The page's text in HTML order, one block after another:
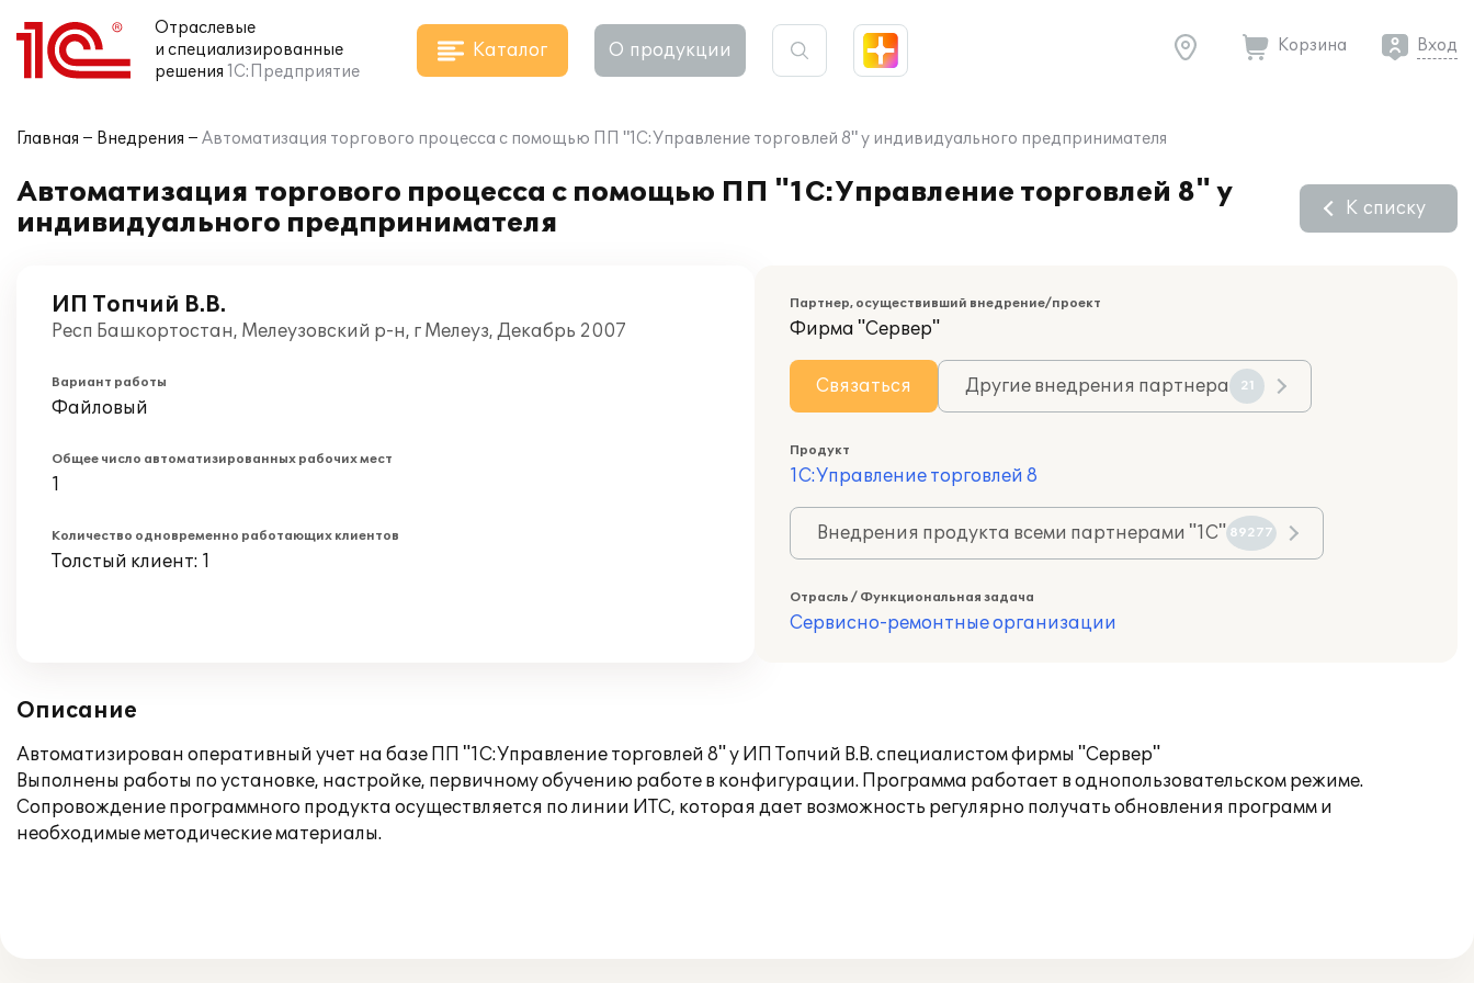
Отраслевые
и специализированные
решения 1С:Предприятие
Каталог О продукции Корзина Вход
Главная Внедрения Автоматизация торгового процесса с помощью ПП "1С:Управление торговлей 8" у индивидуального предпринимателя
Автоматизация торгового процесса с помощью ПП "1С:Управление торговлей 8" у
индивидуального предпринимателя
К списку
ИП Топчий В.В.
Респ Башкортостан, Мелеузовский р-н, г Мелеуз, Декабрь 2007
Вариант работы
Файловый
Общее число автоматизированных рабочих мест
1
Количество одновременно работающих клиентов
Толстый клиент: 1
Партнер, осуществивший внедрение/проект
Фирма "Сервер"
Связаться Другие внедрения партнера 21
Продукт
1С:Управление торговлей 8
Внедрения продукта всеми партнерами "1С" 89277
Отрасль / Функциональная задача
Сервисно-ремонтные организации
Описание
Автоматизирован оперативный учет на базе ПП "1С:Управление торговлей 8" у ИП Топчий В.В. специалистом фирмы "Сервер"
Выполнены работы по установке, настройке, первичному обучению работе в конфигурации. Программа работает в однопользовательском режиме.
Сопровождение программного продукта осуществляется по линии ИТС, которая дает возможность регулярно получать обновления программ и
необходимые методические материалы.